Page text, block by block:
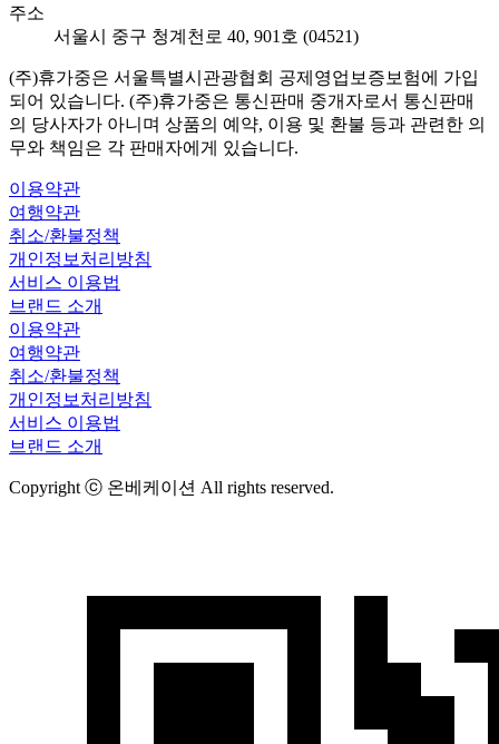
주소
서울시 중구 청계천로 40, 901호 (04521)
(주)휴가중은 서울특별시관광협회 공제영업보증보험에 가입
되어 있습니다. (주)휴가중은 통신판매 중개자로서 통신판매
의 당사자가 아니며 상품의 예약, 이용 및 환불 등과 관련한 의
무와 책임은 각 판매자에게 있습니다.
이용약관
여행약관
취소/환불정책
개인정보처리방침
서비스 이용법
브랜드 소개
이용약관
여행약관
취소/환불정책
개인정보처리방침
서비스 이용법
브랜드 소개
Copyright ⓒ 온베케이션 All rights reserved.